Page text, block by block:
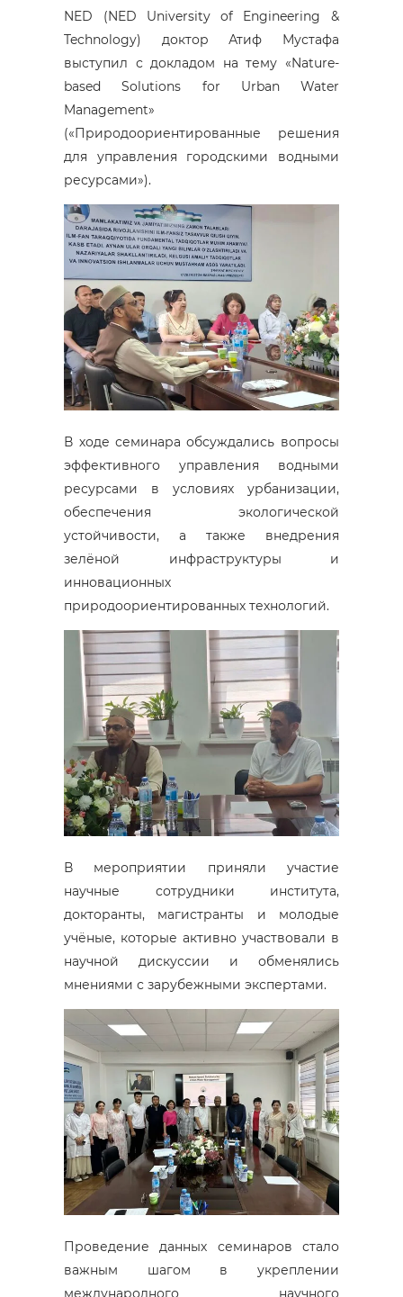
NED (NED University of Engineering &
Technology) доктор Атиф Мустафа
выступил с докладом на тему «Nature-
based Solutions for Urban Water
Management»
(«Природоориентированные решения
для управления городскими водными
ресурсами»).
В ходе семинара обсуждались вопросы
эффективного управления водными
ресурсами в условиях урбанизации,
обеспечения экологической
устойчивости, а также внедрения
зелёной инфраструктуры и
инновационных
природоориентированных технологий.
В мероприятии приняли участие
научные сотрудники института,
докторанты, магистранты и молодые
учёные, которые активно участвовали в
научной дискуссии и обменялись
мнениями с зарубежными экспертами.
Проведение данных семинаров стало
важным шагом в укреплении
международного научного